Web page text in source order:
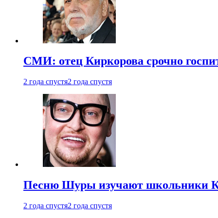
СМИ: отец Киркорова срочно
2 года спустя2 года спустя
Песню Шуры изучают школьники
2 года спустя2 года спустя